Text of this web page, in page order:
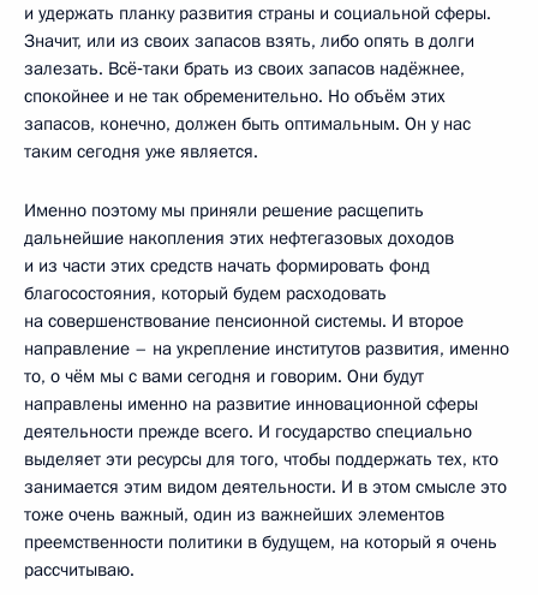
и удержать планку развития страны и социальной сферы.
Значит, или из своих запасов взять, либо опять в долги
залезать. Всё‑таки брать из своих запасов надёжнее,
спокойнее и не так обременительно. Но объём этих
запасов, конечно, должен быть оптимальным. Он у нас
таким сегодня уже является.
Именно поэтому мы приняли решение расщепить
дальнейшие накопления этих нефтегазовых доходов
и из части этих средств начать формировать фонд
благосостояния, который будем расходовать
на совершенствование пенсионной системы. И второе
направление – на укрепление институтов развития, именно
то, о чём мы с вами сегодня и говорим. Они будут
направлены именно на развитие инновационной сферы
деятельности прежде всего. И государство специально
выделяет эти ресурсы для того, чтобы поддержать тех, кто
занимается этим видом деятельности. И в этом смысле это
тоже очень важный, один из важнейших элементов
преемственности политики в будущем, на который я очень
рассчитываю.